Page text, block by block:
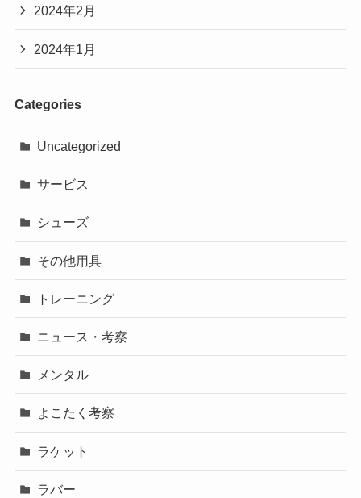
2024年2月
2024年1月
Categories
Uncategorized
サービス
シューズ
その他用具
トレーニング
ニュース・考察
メンタル
よこたく考察
ラケット
ラバー